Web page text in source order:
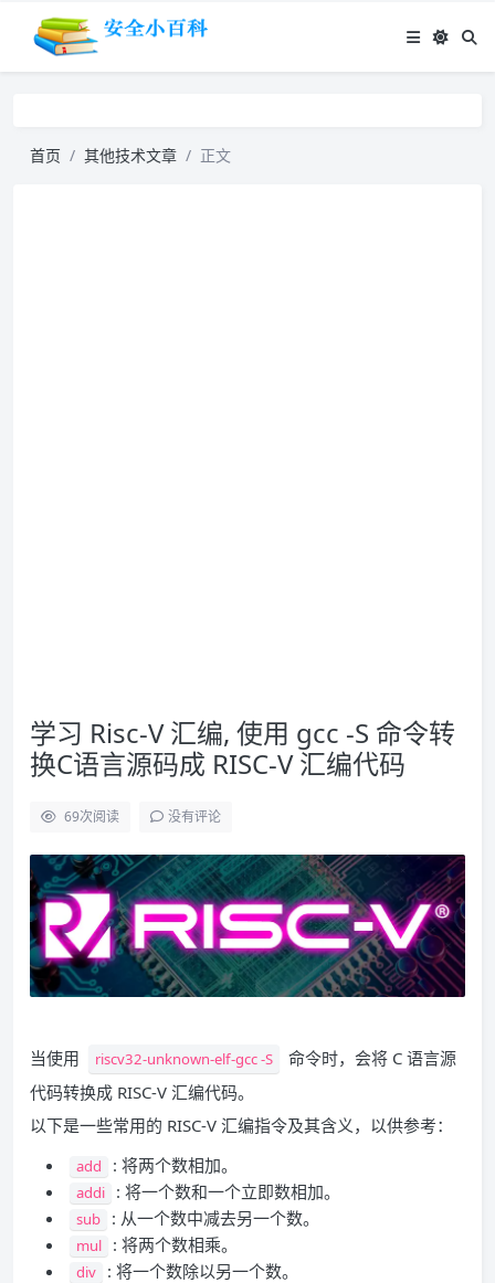
首页 其他技术文章 正文
学习 Risc-V 汇编, 使用 gcc -S 命令转
换C语言源码成 RISC-V 汇编代码
69次阅读 没有评论
当使用 riscv32-unknown-elf-gcc -S
命令时，会将 C 语言源
代码转换成 RISC-V 汇编代码。
以下是一些常用的 RISC-V 汇编指令及其含义，以供参考：
add : 将两个数相加。
addi : 将一个数和一个立即数相加。
sub : 从一个数中减去另一个数。
mul : 将两个数相乘。
div : 将一个数除以另一个数。